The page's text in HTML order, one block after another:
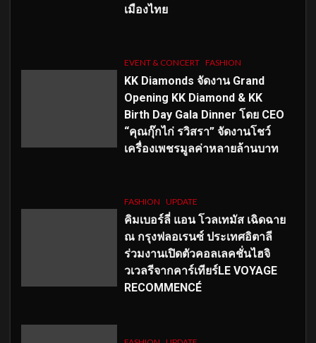
เมืองไทย
EVENT & CONCERT FASHION
KK Diamonds จัดงาน Grand
Opening KK Diamond & KK
Birth Day Gala Dinner โดย CEO
“คุณกุ๊กไก่ รวิสรา” จัดงานโชว์
เครื่องเพชรมูลค่าหลายล้านบาท
FASHION UPDATE
คิมเบอร์ลี่ แอน โวลเทมัส เฉิดฉาย
ณ กรุงฟลอเรนซ์ ประเทศอิตาลี
ร่วมงานเปิดตัวคอลเลคชั่นไฮจิ
วเวลรีจากคาร์เทียร์LE VOYAGE
RECOMMENCÉ